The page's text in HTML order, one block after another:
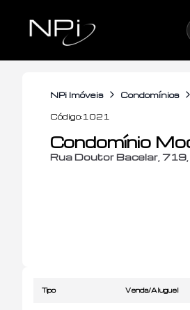
NPi Imóveis Condomínios
Código:1021
Condomínio
RuaDoutor Bacelar 719
Tipo Venda/Aluguel